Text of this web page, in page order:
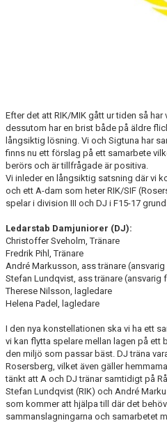
Efter det att RIK/MIK gått ur tiden så
dessutom har en brist både på äldre
långsiktig lösning. Vi och Sigtuna har
finns nu ett förslag på ett samarbete
berörs och är tillfrågade är positiva.
Vi inleder en långsiktig satsning där vi
och ett A-dam som heter RIK/SIF
spelar i division III och DJ i F15-17
Ledarstab Damjuniorer (DJ):
Christoffer Sveholm, Tränare
Fredrik Pihl, Tränare
André Markusson, ass tränare
Stefan Lundqvist, ass tränare (ansvarig
Therese Nilsson, lagledare
Helena Padel, lagledare
I den nya konstellationen ska vi ha ett
vi kan flytta spelare mellan lagen på ett
den miljö som passar bäst. DJ träna
Rosersberg, vilket även gäller
tänkt att A och DJ tränar samtidigt på
Stefan Lundqvist (RIK) och André
som kommer att hjälpa till där det
sammanslagningarna och samarbetet